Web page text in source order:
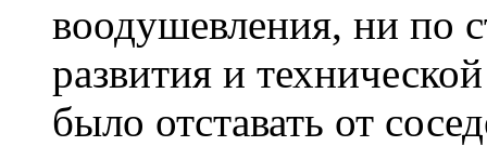
воодушевления, ни по
развития и
было отставать от